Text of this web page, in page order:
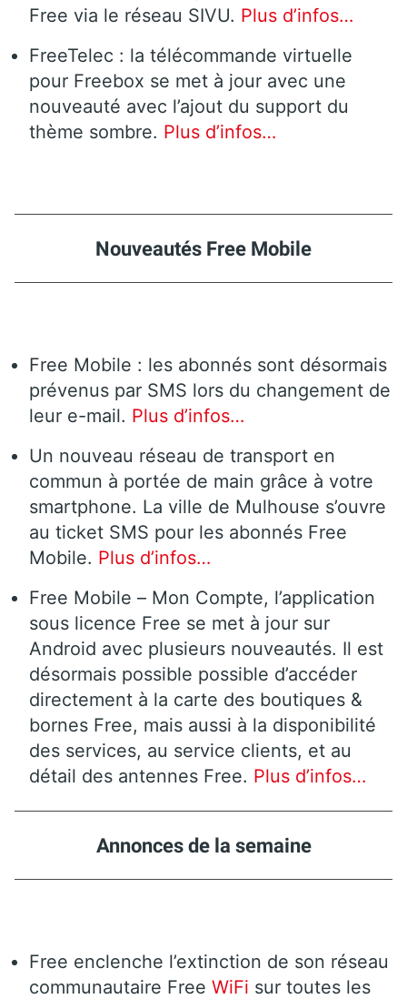
Free via le réseau SIVU. Plus d’infos…
FreeTelec : la télécommande virtuelle
pour Freebox se met à jour avec une
nouveauté avec l’ajout du support du
thème sombre. Plus d’infos…
Nouveautés Free Mobile
Free Mobile : les abonnés sont désormais
prévenus par SMS lors du changement de
leur e-mail. Plus d’infos…
Un nouveau réseau de transport en
commun à portée de main grâce à votre
smartphone. La ville de Mulhouse s’ouvre
au ticket SMS pour les abonnés Free
Mobile. Plus d’infos…
Free Mobile – Mon Compte, l’application
sous licence Free se met à jour sur
Android avec plusieurs nouveautés. Il est
désormais possible possible d’accéder
directement à la carte des boutiques &
bornes Free, mais aussi à la disponibilité
des services, au service clients, et au
détail des antennes Free. Plus d’infos…
Annonces de la semaine
Free enclenche l’extinction de son réseau
communautaire Free WiFi sur toutes les